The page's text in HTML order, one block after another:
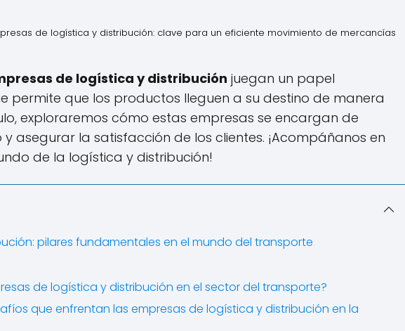
de logística y distribución: clave para un eficiente movimiento de mercancías
de logística y distribución juegan un papel
permite que los productos lleguen a su destino de manera
exploraremos cómo estas empresas se encargan de
asegurar la satisfacción de los clientes. ¡Acompáñanos en
de la logística y distribución!
pilares fundamentales en el mundo del transporte
de logística y distribución en el sector del transporte?
que enfrentan las empresas de logística y distribución en la